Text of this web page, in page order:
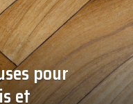
pour
et